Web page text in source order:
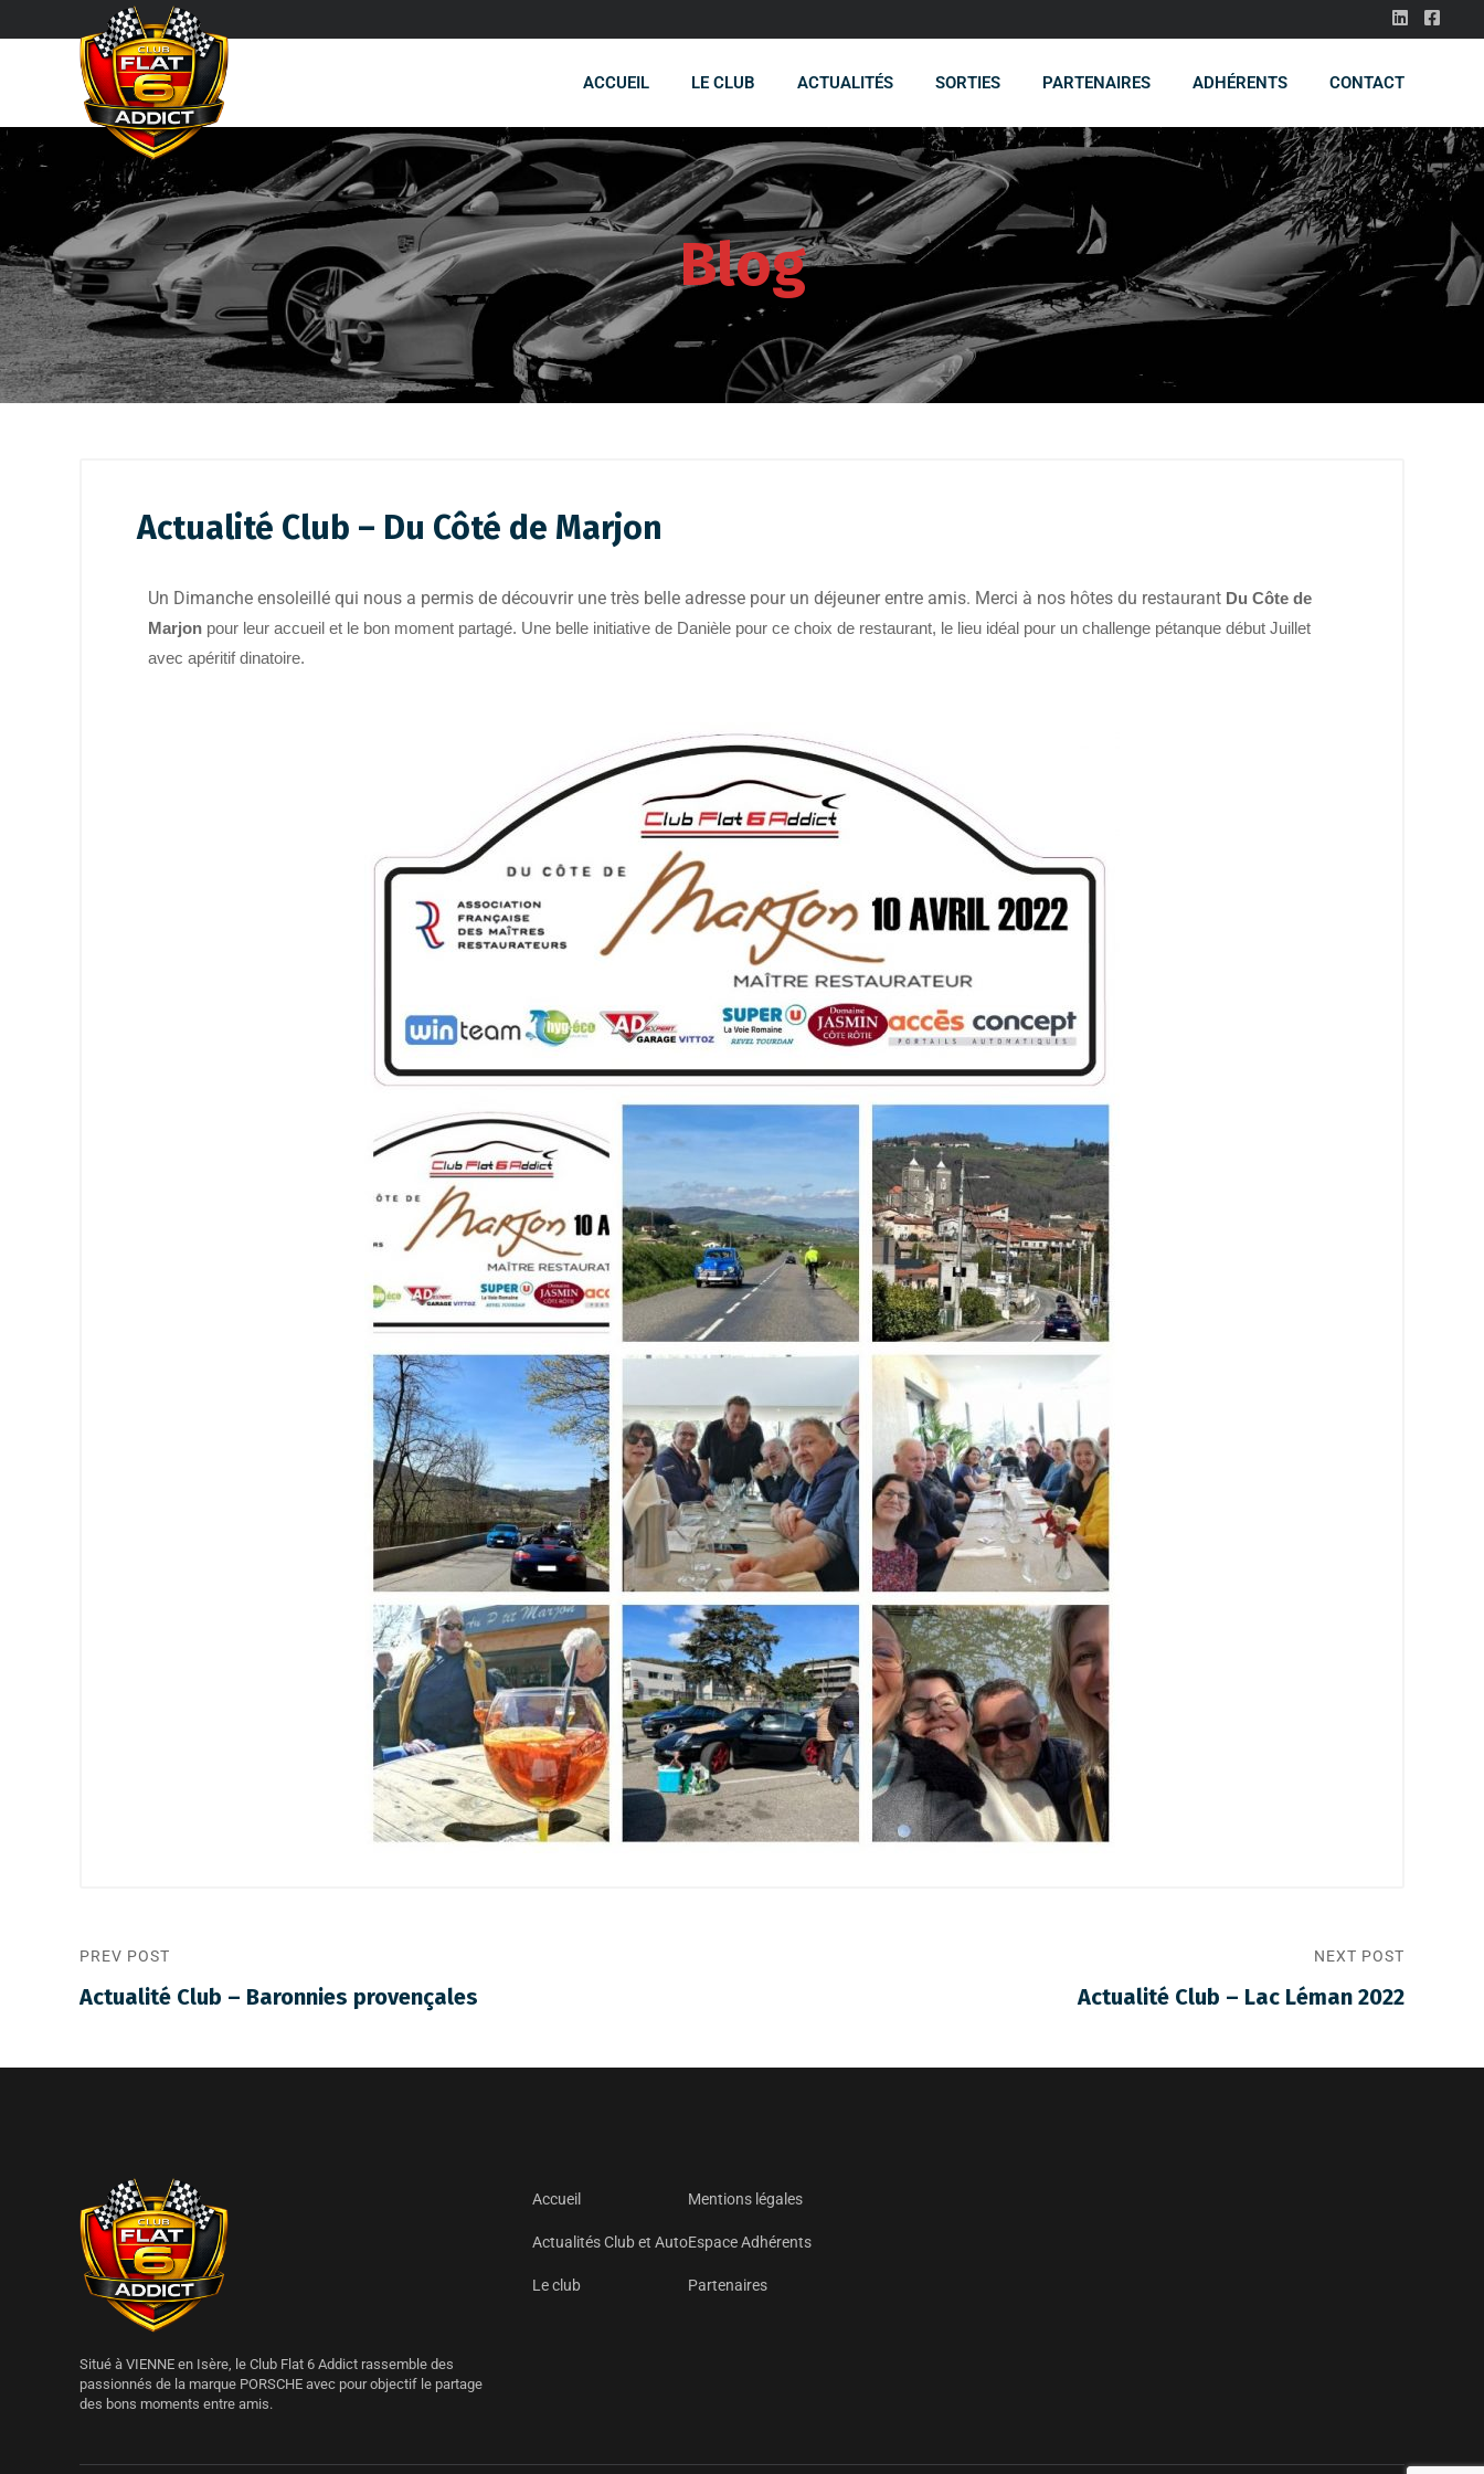
ACCUEIL LE CLUB ACTUALITÉS SORTIES PARTENAIRES ADHÉRENTS CONTACT
Blog
Actualité Club – Du Côté de Marjon
Un Dimanche ensoleillé qui nous a permis de découvrir une très belle adresse pour un déjeuner entre amis. Merci à nos hôtes du restaurant Du Côte de
Marjon pour leur accueil et le bon moment partagé. Une belle initiative de Danièle pour ce choix de restaurant, le lieu idéal pour un challenge pétanque début Juillet
avec apéritif dinatoire.
PREV POST
Actualité Club – Baronnies provençales
NEXT POST
Actualité Club – Lac Léman 2022
Situé à VIENNE en Isère, le Club Flat 6 Addict rassemble des
passionnés de la marque PORSCHE avec pour objectif le partage
des bons moments entre amis.
Accueil
Actualités Club et Auto
Le club
Mentions légales
Espace Adhérents
Partenaires